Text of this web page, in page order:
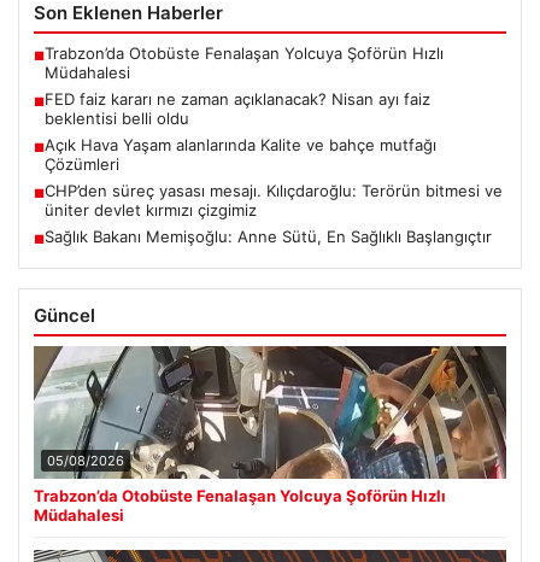
Son Eklenen Haberler
■Trabzon’da Otobüste Fenalaşan Yolcuya Şoförün Hızlı
Müdahalesi
■FED faiz kararı ne zaman açıklanacak? Nisan ayı faiz
beklentisi belli oldu
■Açık Hava Yaşam alanlarında Kalite ve bahçe mutfağı
Çözümleri
■CHP’den süreç yasası mesajı. Kılıçdaroğlu: Terörün bitmesi ve
üniter devlet kırmızı çizgimiz
■Sağlık Bakanı Memişoğlu: Anne Sütü, En Sağlıklı Başlangıçtır
Güncel
05/08/2026
Trabzon’da Otobüste Fenalaşan Yolcuya Şoförün Hızlı
Müdahalesi